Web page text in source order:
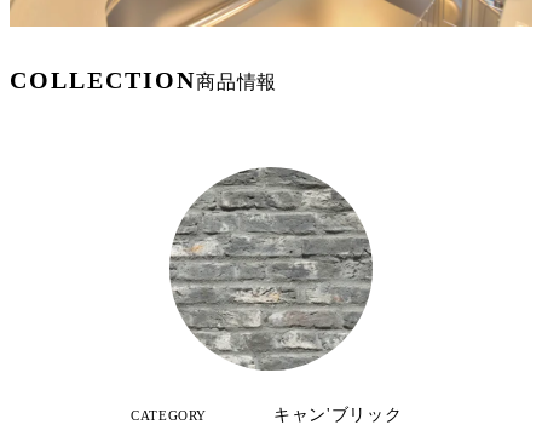
COLLECTION商品情報
CATEGORY キャン'ブリック